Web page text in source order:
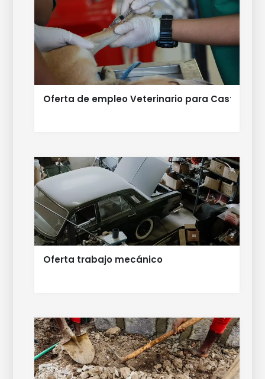
Oferta de empleo Veterinario para Castuera
Oferta trabajo mecánico